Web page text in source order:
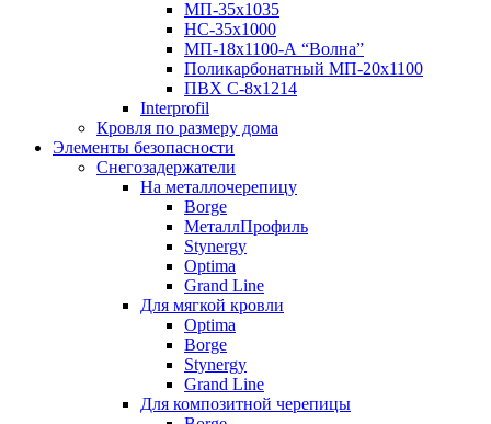
МП-35х1035
НС-35х1000
МП-18х1100-А “Волна”
Поликарбонатный МП-20х1100
ПВХ С-8х1214
Interprofil
Кровля по размеру дома
Элементы безопасности
Снегозадержатели
На металлочерепицу
Borge
МеталлПрофиль
Stynergy
Optima
Grand Line
Для мягкой кровли
Optima
Borge
Stynergy
Grand Line
Для композитной черепицы